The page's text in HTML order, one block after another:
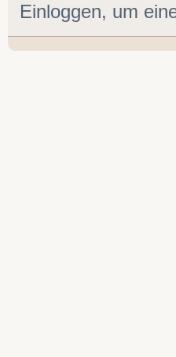
Einloggen, um